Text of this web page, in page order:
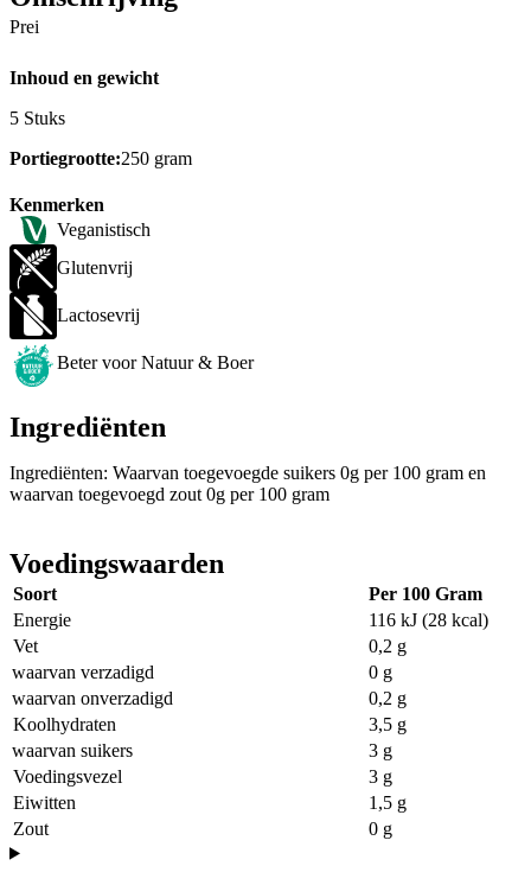
Prei
Inhoud en gewicht
5 Stuks
Portiegrootte:250 gram
Kenmerken
Veganistisch
Glutenvrij
Lactosevrij
Beter voor Natuur & Boer
Ingrediënten
Ingrediënten: Waarvan toegevoegde suikers 0g per 100 gram en
waarvan toegevoegd zout 0g per 100 gram
Voedingswaarden
Soort
Per 100 Gram
Energie
116 kJ (28 kcal)
Vet
0,2 g
waarvan verzadigd
0 g
waarvan onverzadigd
0,2 g
Koolhydraten
3,5 g
waarvan suikers
3 g
Voedingsvezel
3 g
Eiwitten
1,5 g
Zout
0 g